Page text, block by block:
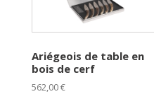
Ariégeois de table en
bois de cerf
562,00 €